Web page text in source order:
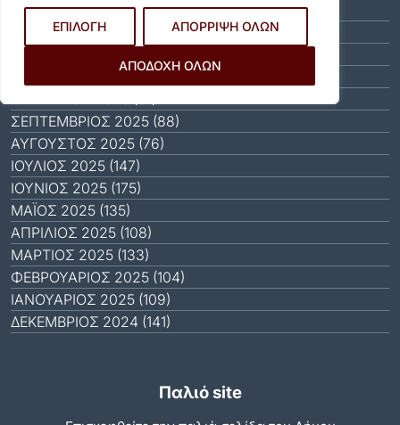
ΕΠΙΛΟΓΗ ΑΠΟΡΡΙΨΗ ΟΛΩΝ
ΑΠΟΔΟΧΗ ΟΛΩΝ
ΦΕΒΡΟΥΆΡΙΟΣ 2026 (40)
ΙΑΝΟΥΆΡΙΟΣ 2026 (31)
ΝΟΈΜΒΡΙΟΣ 2025 (65)
ΣΕΠΤΈΜΒΡΙΟΣ 2025 (88)
ΑΎΓΟΥΣΤΟΣ 2025 (76)
ΙΟΎΛΙΟΣ 2025 (147)
ΙΟΎΝΙΟΣ 2025 (175)
ΜΆΙΟΣ 2025 (135)
ΑΠΡΊΛΙΟΣ 2025 (108)
ΜΆΡΤΙΟΣ 2025 (133)
ΦΕΒΡΟΥΆΡΙΟΣ 2025 (104)
ΙΑΝΟΥΆΡΙΟΣ 2025 (109)
ΔΕΚΈΜΒΡΙΟΣ 2024 (141)
Παλιό site